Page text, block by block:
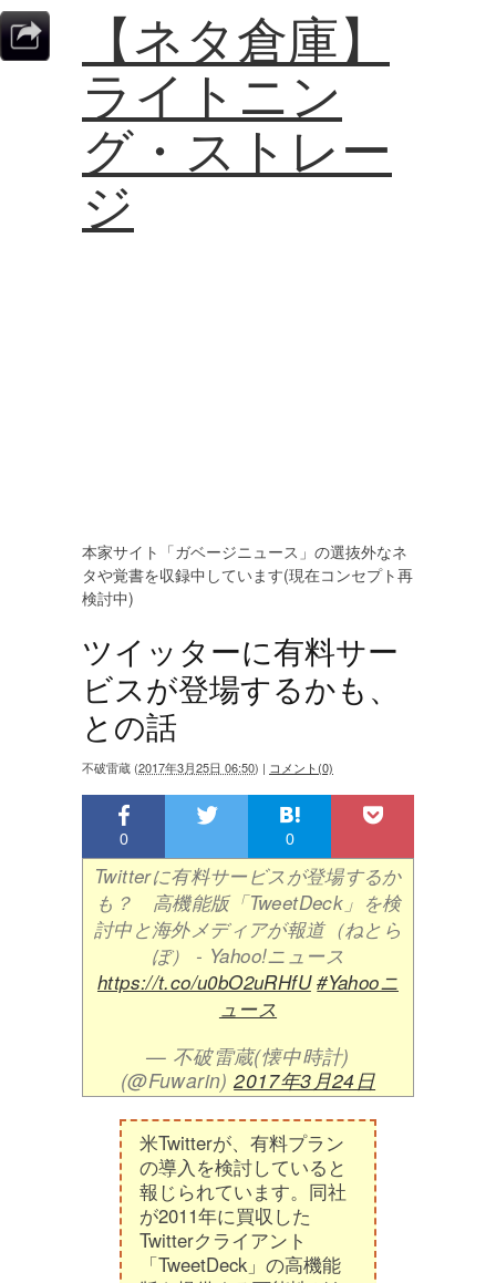
【ネタ倉庫】
ライトニン
グ・ストレー
ジ
本家サイト「ガベージニュース」の選抜外なネ
タや覚書を収録中しています(現在コンセプト再
検討中)
ツイッターに有料サー
ビスが登場するかも、
との話
不破雷蔵 (2017年3月25日 06:50) | コメント(0)
0 0
Twitterに有料サービスが登場するか
も？ 高機能版「TweetDeck」を検
討中と海外メディアが報道（ねとら
ぼ） - Yahoo!ニュース
https://t.co/u0bO2uRHfU #Yahooニ
ュース
— 不破雷蔵(懐中時計)
(@Fuwarin)2017年3月24日
米Twitterが、有料プラン
の導入を検討していると
報じられています。同社
が2011年に買収した
Twitterクライアント
「TweetDeck」の高機能